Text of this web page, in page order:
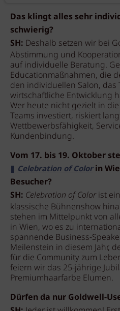
Das klingt alles sehr
schwierig?
SH: Deshalb setzen wir bei
Abstimmung und
auf individuelle Beratung.
Educationmaßnahmen, die
den individuellen Salon, das
wirtschaftliche Entwicklung
Wer heute nicht gezielt in
Teams investiert, riskiert
Wettbewerbsfähigkeit,
Kundenbindung.
Vom 17. bis 19. Oktober
Celebration of Colorin
Besucher?
SH: Celebration of Color ist
klassische Bühnenshow
stehen im Mittelpunkt von
in Wien, wo es zu
spannende Business-
Meilenstein in diesem Jahr,
für die Community zum
feiern wir das 25-jährige
Premiumhaarfarbe Elumen.
Dürfen da nur Goldwell-